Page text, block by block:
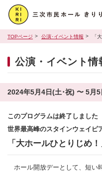
TOPページ 公演･イベント情報 「
公演・イベント情
2024年5月4日(土･祝) 〜 5月5
このプログラムは終了しました
世界最高峰のスタインウェイピ
「大ホールひとりじめ！
ホール開放デーとして、短い